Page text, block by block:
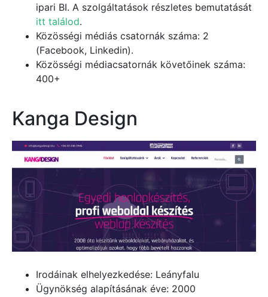
ipari BI. A szolgáltatások részletes bemutatását
itt találod.
Közösségi médiás csatornák száma: 2
(Facebook, Linkedin).
Közösségi médiacsatornák követőinek száma:
400+
Kanga Design
Irodáinak elhelyezkedése: Leányfalu
Ügynökség alapításának éve: 2000